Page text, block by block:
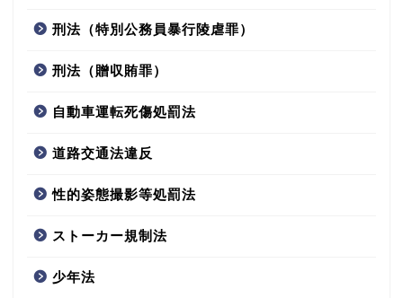
刑法（特別公務員暴行陵虐罪）
刑法（贈収賄罪）
自動車運転死傷処罰法
道路交通法違反
性的姿態撮影等処罰法
ストーカー規制法
少年法